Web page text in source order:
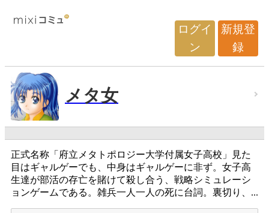
ログイ
ン
新規登
録
メタ女
正式名称「府立メタトポロジー大学付属女子高校」見た
目はギャルゲーでも、中身はギャルゲーに非ず。女子高
生達が部活の存亡を賭けて殺し合う、戦略シミュレーシ
ョンゲームである。雑兵一人一人の死に台詞。裏切り、...